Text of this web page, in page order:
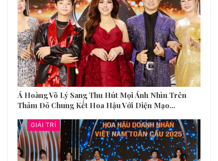
Á Hoàng Võ Lý Sang Thu Hút Mọi Ánh Nhìn Trên
Thảm Đỏ Chung Kết Hoa Hậu Với Diện Mạo…
GIẢI TRÍ